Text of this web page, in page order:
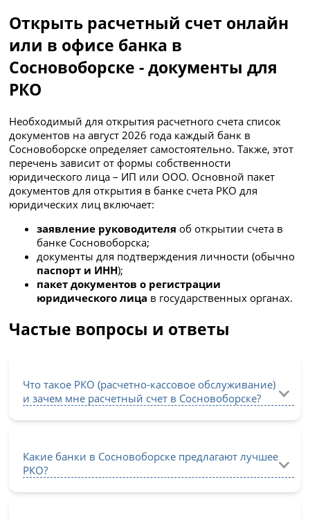
Открыть расчетный счет онлайн
или в офисе банка в
Сосновоборске - документы для
РКО
Необходимый для открытия расчетного счета список
документов на август 2026 года каждый банк в
Сосновоборске определяет самостоятельно. Также, этот
перечень зависит от формы собственности
юридического лица – ИП или ООО. Основной пакет
документов для открытия в банке счета РКО для
юридических лиц включает:
заявление руководителя об открытии счета в
банке Сосновоборска;
документы для подтверждения личности (обычно
паспорт и ИНН);
пакет документов о регистрации
юридического лица в государственных органах.
Частые вопросы и ответы
Что такое РКО (расчетно-кассовое обслуживание)
и зачем мне расчетный счет в Сосновоборске?
Какие банки в Сосновоборске предлагают лучшее
РКО?